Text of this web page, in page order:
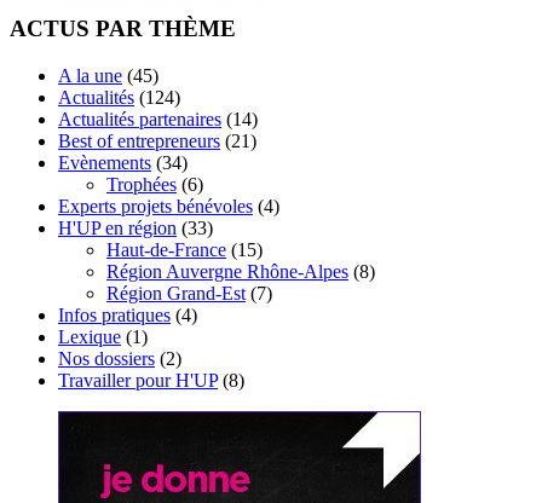
ACTUS PAR THÈME
A la une (45)
Actualités (124)
Actualités partenaires (14)
Best of entrepreneurs (21)
Evènements (34)
Trophées (6)
Experts projets bénévoles (4)
H'UP en région (33)
Haut-de-France (15)
Région Auvergne Rhône-Alpes (8)
Région Grand-Est (7)
Infos pratiques (4)
Lexique (1)
Nos dossiers (2)
Travailler pour H'UP(8)